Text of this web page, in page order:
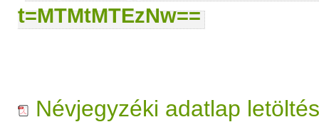
t=MTMtMTEzNw==
Névjegyzéki adatlap